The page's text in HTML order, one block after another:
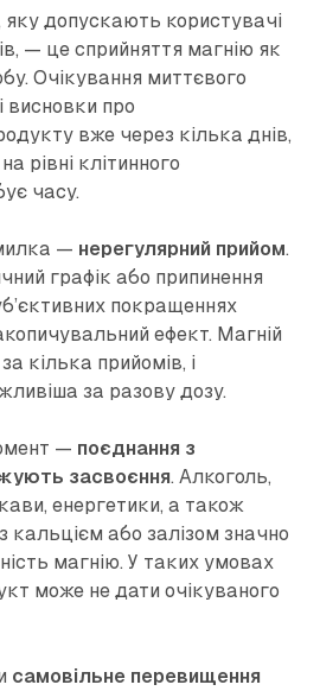
допускають користувачі
— це сприйняття магнію як
Очікування миттєвого
висновки про
вже через кілька днів,
рівні клітинного
часу.
— нерегулярний прийом.
графік або припинення
покращеннях
ефект. Магній
кілька прийомів, і
за разову дозу.
— поєднання з
засвоєння. Алкоголь,
енергетики, а також
кальцієм або залізом значно
магнію. У таких умовах
може не дати очікуваного
самовільне перевищення